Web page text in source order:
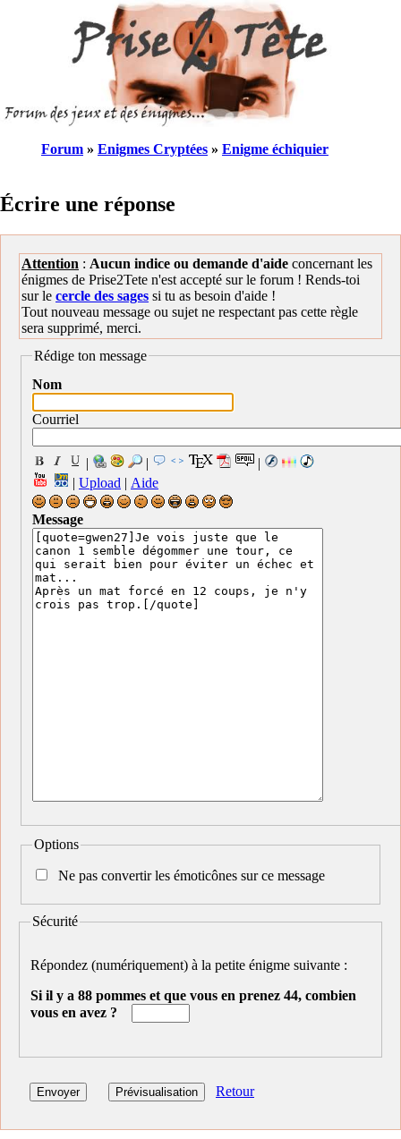
Forum » Enigmes Cryptées » Enigme échiquier
Écrire une réponse
Attention : Aucun indice ou demande d'aide concernant les
énigmes de Prise2Tete n'est accepté sur le forum ! Rends-toi
sur le cercle des sages si tu as besoin d'aide !
Tout nouveau message ou sujet ne respectant pas cette règle
sera supprimé, merci.
Rédige ton message
Nom
Courriel
| |
|
| Upload | Aide
Message
Options
Ne pas convertir les émoticônes sur ce message
Sécurité
Répondez (numériquement) à la petite énigme suivante :
Si il y a 88 pommes et que vous en prenez 44, combien
vous en avez ?
Retour